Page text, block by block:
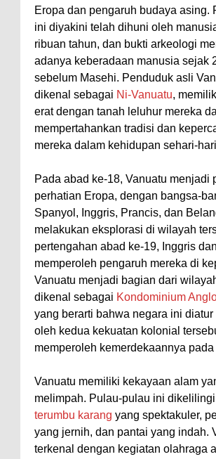
Eropa dan pengaruh budaya asing.
ini diyakini telah dihuni oleh
ribuan tahun, dan bukti arkeologi
adanya keberadaan manusia sejak
sebelum Masehi. Penduduk asli
dikenal sebagai Ni-Vanuatu,
erat dengan tanah leluhur mereka
mempertahankan tradisi dan
mereka dalam kehidupan sehari-
Pada abad ke-18, Vanuatu menjadi
perhatian Eropa, dengan bangsa-
Spanyol, Inggris, Prancis, dan
melakukan eksplorasi di wilayah
pertengahan abad ke-19, Inggris
memperoleh pengaruh mereka di
Vanuatu menjadi bagian dari
dikenal sebagai Kondominium
yang berarti bahwa negara ini diatur
oleh kedua kekuatan kolonial
memperoleh kemerdekaannya pada
Vanuatu memiliki kekayaan alam
melimpah. Pulau-pulau ini dikelilingi
terumbu karang yang spektakuler,
yang jernih, dan pantai yang indah.
terkenal dengan kegiatan olahraga